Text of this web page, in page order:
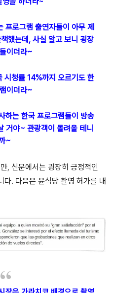
프로그램 출연자들이 아무 제
했는데, 사실 알고 보니 굉장
이더라~
시청률 14%까지 오르기도 한
이더라~
하는 한국 프로그램들이 방송
거야~ 관광객이 몰려올 테니
~
, 신문에서는 굉장히 긍정적인
. 다음은 윤식당 촬영 허가를 내